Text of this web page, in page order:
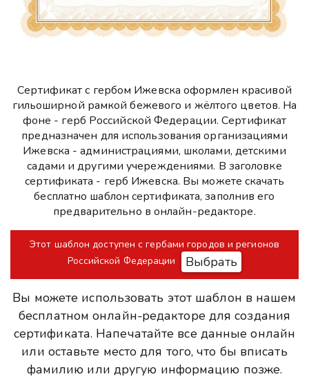
Сертификат с гербом Ижевска оформлен красивой
гильоширной рамкой бежевого и жёлтого цветов. На
фоне - герб Российской Федерации. Сертификат
предназначен для использования организациями
Ижевска - администрациями, школами, детскими
садами и другими учереждениями. В заголовке
сертификата - герб Ижевска. Вы можете скачать
бесплатно шаблон сертификата, заполнив его
предварительно в онлайн-редакторе.
Этот шаблон доступен с гербами городов и регионов
Российской Федерации
Выбрать
Вы можете использовать этот шаблон в нашем
бесплатном онлайн-редакторе для создания
сертификата. Напечатайте все данные онлайн
или оставьте место для того, что бы вписать
фамилию или другую информацию позже.